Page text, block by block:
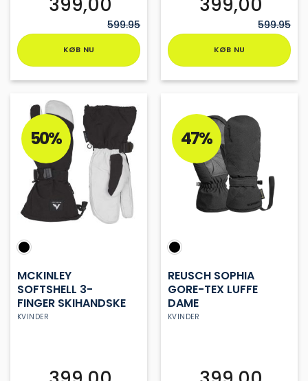
KØB NU
vare
har
flere
varianter.
Mulighederne
kan
vælges
på
varesiden
599.95
KØB NU
vare
flere
varianter.
Mulighederne
vælges
på
varesiden
599.95
50%
KVINDER
MCKINLEY
SOFTSHELL 3-
FINGER SKIHANDSKE
47%
KVINDER
REUSCH SOPHIA
GORE-TEX LUFFE
DAME